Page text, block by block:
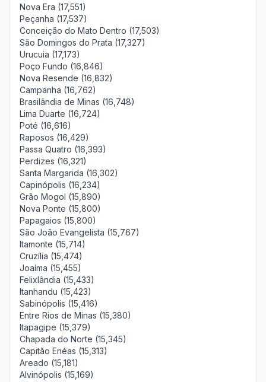
Nova Era (17,551)
Peçanha (17,537)
Conceição do Mato Dentro (17,503)
São Domingos do Prata (17,327)
Urucuia (17,173)
Poço Fundo (16,846)
Nova Resende (16,832)
Campanha (16,762)
Brasilândia de Minas (16,748)
Lima Duarte (16,724)
Poté (16,616)
Raposos (16,429)
Passa Quatro (16,393)
Perdizes (16,321)
Santa Margarida (16,302)
Capinópolis (16,234)
Grão Mogol (15,890)
Nova Ponte (15,800)
Papagaios (15,800)
São João Evangelista (15,767)
Itamonte (15,714)
Cruzília (15,474)
Joaíma (15,455)
Felixlândia (15,433)
Itanhandu (15,423)
Sabinópolis (15,416)
Entre Rios de Minas (15,380)
Itapagipe (15,379)
Chapada do Norte (15,345)
Capitão Enéas (15,313)
Areado (15,181)
Alvinópolis (15,169)